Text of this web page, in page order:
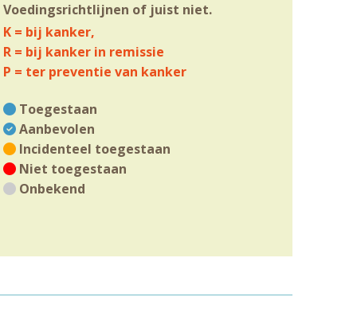
Voedingsrichtlijnen of juist niet.
K = bij kanker,
R = bij kanker in remissie
P = ter preventie van kanker
Toegestaan
Aanbevolen
Incidenteel toegestaan
Niet toegestaan
Onbekend